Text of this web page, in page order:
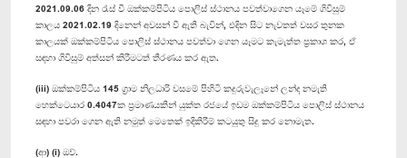
2021.09.06 දින රැස් වී ඔක්කම්පිටිය පොලිස් ස්ථානය පවත්වාගෙන යෑමේ ගිවිසුම්
කාලය 2021.02.19 දිනෙන් අවසන් වී ඇති බැවින්, එදින සිට නැවතත් වසර තුනක
කාලයක් ඔක්කම්පිටිය පොලිස් ස්ථානය පවත්වා ගෙන යෑමට කැමැත්ත ප්‍රකාශ කර, ඒ
සඳහා ගිවිසුම් අත්සන් කිරීමටත් තීරණය කර ඇත.
(iii) ඔක්කම්පිටිය 145 ග්‍රාම නිලධාරි වසමේ පිහිටි කදුරුවැලෑනේ ලන්ද නමැති
හෙක්ටෙයාර 0.4047ක ප්‍රමාණයකින් යුක්ත රජයේ ඉඩම ඔක්කම්පිටිය පොලිස් ස්ථානය
සඳහා පවරා ගෙන ඇති නමුත් මෙතෙක් ඉදිකිරීම් කටයුතු සිදු කර නොමැත.
(ආ) (i) ඔව්.